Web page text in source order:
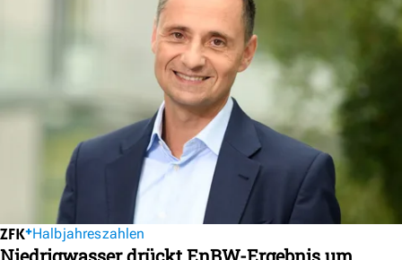
Halbjahreszahlen
Niedrigwasser drückt EnBW-Ergebnis um